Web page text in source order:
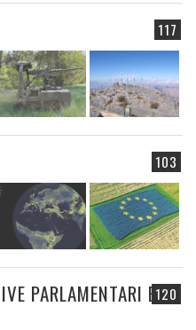
117
103
120
PARLAMENTARI E